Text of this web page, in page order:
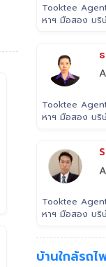
Tooktee
หาฯ มือสอง บริ
ตลาด/โฆษณาผ่
กรรมสิทธิ์ รับฝากขายเพื่อให้ลูกค้าขายบ้าน ขายที่ดิน และ
อสังหาริมทรัพ
พื้นที่กรุงเทพฯ ปริมณฑล โดยมีพันธมิตรธน
นิติกรรมของกร
Tooktee
หาฯ มือสอง บริ
ตลาด/โฆษณาผ่
กรรมสิทธิ์ รับฝากขายเพื่อให้ลูกค้าขายบ้าน ขายที่ดิน และ
อสังหาริมทรัพ
พื้นที่กรุงเทพฯ ปริมณฑล โดยมีพันธมิตรธน
นิติกรรมของกร
Tooktee
หาฯ มือสอง บริ
พร้อมดูแลในทุกขั้นตอน ตั้งแต่การประเมินร
ตลาด/โฆษณาผ่า
บ้านใกล้รถไ